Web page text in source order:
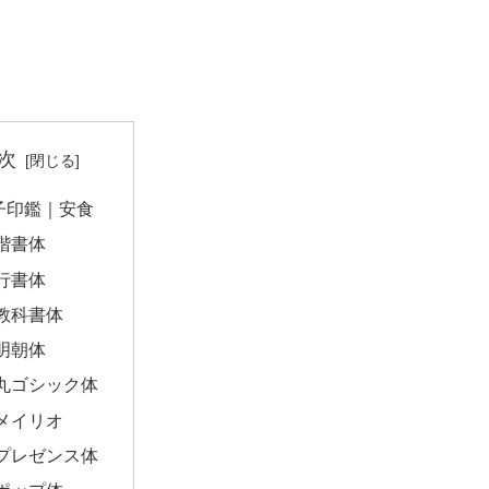
印鑑｜安食
書体
書体
科書体
朝体
ゴシック体
イリオ
レゼンス体